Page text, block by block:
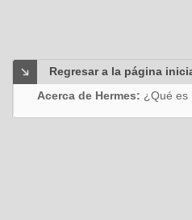
Regresar a la página
Acerca de Hermes: ¿Qué es